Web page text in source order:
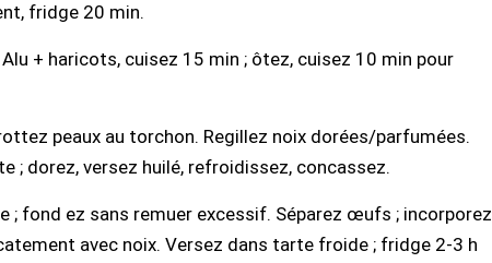
fridge 20 min.
+ haricots, cuisez 15 min ; ôtez, cuisez 10 min pour
peaux au torchon. Regillez noix dorées/parfumées.
; dorez, versez huilé, refroidissez, concassez.
; fond ez sans remuer excessif. Séparez œufs ; incorporez
avec noix. Versez dans tarte froide ; fridge 2-3 h